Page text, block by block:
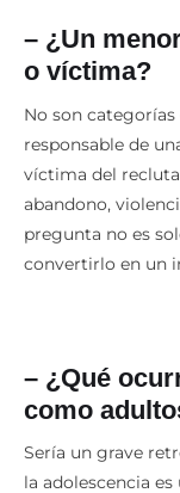
– ¿Un
No son
responsable de
víctima del
abandono,
pregunta no es
– ¿Qué
Sería un grave